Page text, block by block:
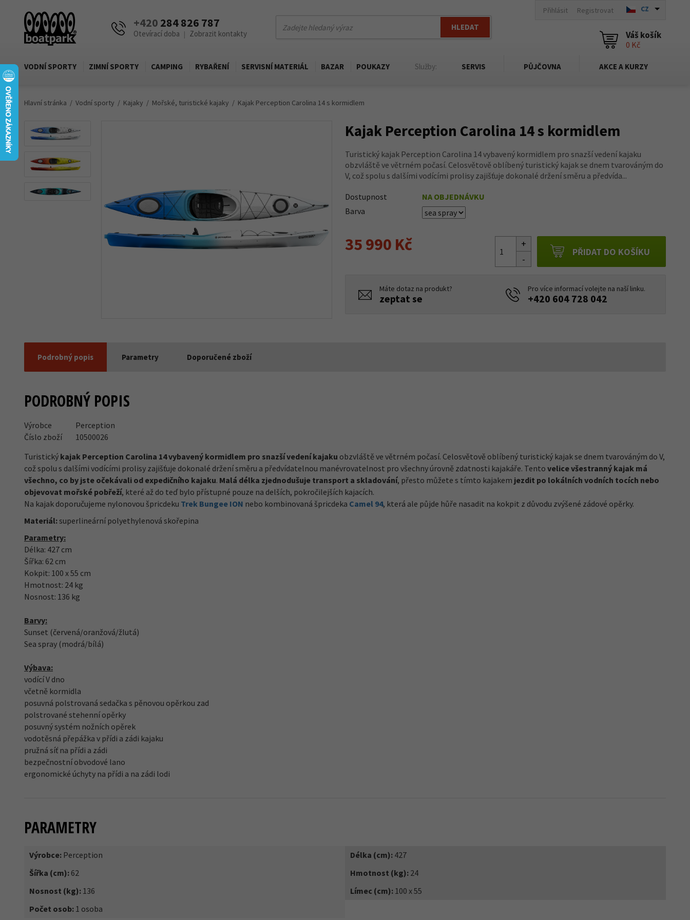
+420 284 826 787
Otevírací doba | Zobrazit kontakty
HLEDAT
Přihlásit Registrovat CZ
Váš košík
0 Kč
VODNÍ SPORTY ZIMNÍ SPORTY CAMPING RYBAŘENÍ SERVISNÍ MATERIÁL BAZAR POUKAZY Služby: SERVIS PŮJČOVNA AKCE A KURZY
Hlavní stránka Vodní sporty Kajaky Mořské, turistické kajaky Kajak Perception Carolina 14 s kormidlem
Kajak Perception Carolina 14 s kormidlem
Turistický kajak Perception Carolina 14 vybavený kormidlem pro snazší vedení kajaku
obzvláště ve větrném počasí. Celosvětově oblíbený turistický kajak se dnem tvarováným do
V, což spolu s dalšími vodícími prolisy zajišťuje dokonalé držení směru a předvída...
Dostupnost
NA OBJEDNÁVKU
Barva
35 990 Kč PŘIDAT DO KOŠÍKU
Máte dotaz na produkt?
zeptat se
Pro více informací volejte na naší linku.
+420 604 728 042
Podrobný popis Parametry Doporučené zboží
PODROBNÝ POPIS
Výrobce
Perception
Číslo zboží
10500026
Turistický kajak Perception Carolina 14 vybavený kormidlem pro snazší vedení kajaku obzvláště ve větrném počasí. Celosvětově oblíbený turistický kajak se dnem tvarováným do V,
což spolu s dalšími vodícími prolisy zajišťuje dokonalé držení směru a předvídatelnou manévrovatelnost pro všechny úrovně zdatnosti kajakáře. Tento velice všestranný kajak má
všechno, co by jste očekávali od expedičního kajaku. Malá délka zjednodušuje transport a skladování, přesto můžete s tímto kajakem jezdit po lokálních vodních tocích nebo
objevovat mořské pobřeží, které až do teď bylo přístupné pouze na delších, pokročilejších kajacích.
Na kajak doporučujeme nylonovou špricdeku Trek Bungee ION nebo kombinovaná špricdeka Camel 94, která ale půjde hůře nasadit na kokpit z důvodu zvýšené zádové opěrky.
Materiál:superlineární polyethylenová skořepina
Parametry:
Délka: 427 cm
Šířka: 62 cm
Kokpit: 100 x 55 cm
Hmotnost: 24 kg
Nosnost: 136 kg
Barvy:
Sunset (červená/oranžová/žlutá)
Sea spray (modrá/bílá)
Výbava:
vodící V dno
včetně kormidla
posuvná polstrovaná sedačka s pěnovou opěrkou zad
polstrované stehenní opěrky
posuvný systém nožních opěrek
vodotěsná přepážka v přídi a zádi kajaku
pružná síť na přídi a zádi
bezpečnostní obvodové lano
ergonomické úchyty na přídi a na zádi lodi
PARAMETRY
Výrobce: Perception Délka (cm): 427
Šířka (cm): 62 Hmotnost (kg): 24
Nosnost (kg): 136 Límec (cm): 100 x 55
Počet osob: 1 osoba